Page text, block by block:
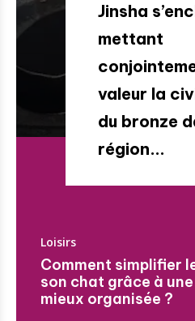
Jinsha
mettant
valeur la
du bronze
région...
Loisirs
Comment simplifier
son chat grâce à
mieux organisée ?